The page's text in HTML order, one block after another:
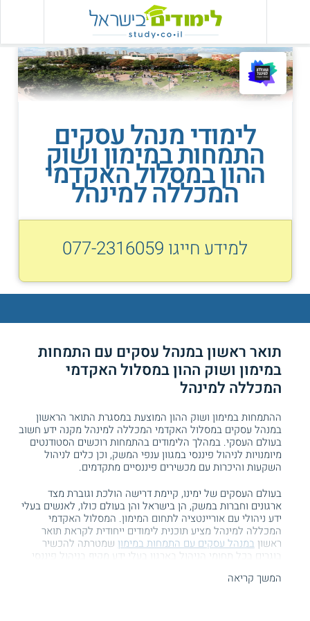
לימודי מנהל עסקים
התמחות במימון ושוק
ההון במסלול האקדמי
המכללה למינהל
למידע חייגו 077-2316059
תואר ראשון במנהל עסקים עם התמחות
במימון ושוק ההון במסלול האקדמי
המכללה למינהל
ההתמחות במימון ושוק ההון המוצעת במסגרת התואר הראשון
במנהל עסקים במסלול האקדמי המכללה למינהל מקנה ידע חשוב
בעולם העסקי. במהלך הלימודים בהתמחות רוכשים הסטודנטים
מיומנויות לניהול פיננסי במגוון ענפי המשק, וכן כלים לניהול
השקעות והיכרות עם מכשירים פיננסיים מתקדמים.
בעולם העסקים של ימינו, קיימת דרישה הולכת וגוברת מצד
ארגונים וחברות במשק, הן בישראל והן בעולם כולו, לאנשים בעלי
ידע ניהולי עם אוריינטציה לתחום המימון. המסלול האקדמי
המכללה למינהל מציע תוכנית לימודים ייחודית לקראת תואר
ראשון במנהל עסקים עם התמחות במימון שמטרתה להכשיר
בוגרים בכל תחומי הניהול בארגון בעלי ידע מקיף בניהול פיננסי
המשך קריאה